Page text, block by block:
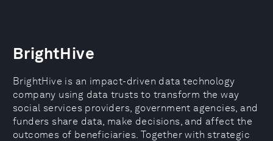
BrightHive
BrightHive is an impact-driven data technology
company using data trusts to transform the way
social services providers, government agencies, and
funders share data, make decisions, and affect the
outcomes of beneficiaries. Together with strategic